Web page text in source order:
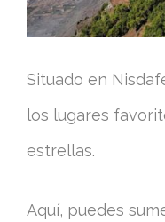
Situado en
los lugares
estrellas.
Aquí, puedes